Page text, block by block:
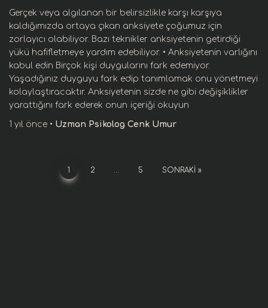
Gerçek veya algılanan bir belirsizlikle karşı karşıya
kaldığımızda ortaya çıkan anksiyete çoğumuz için
zorlayıcı olabiliyor. Bazı teknikler anksiyetenin getirdiği
yükü hafifletmeye yardım edebiliyor. • Anksiyetenin varlığını
kabul edin Birçok kişi duygularını fark edemiyor.
Yaşadığınız duyguyu fark edip tanımlamak onu yönetmeyi
kolaylaştıracaktır. Anksiyetenin sizde ne gibi değişiklikler
yarattığını fark ederek onun içeriği okuyun
1 yıl önce • Uzman Psikolog Cenk Umur
1 2 5 SONRAKI